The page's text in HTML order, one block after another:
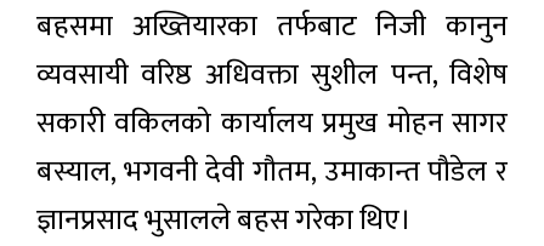
बहसमा अख्तियारका तर्फबाट निजी कानुन
व्यवसायी वरिष्ठ अधिवक्ता सुशील पन्त, विशेष
सकारी वकिलको कार्यालय प्रमुख मोहन सागर
बस्याल, भगवनी देवी गौतम, उमाकान्त पौडेल र
ज्ञानप्रसाद भुसालले बहस गरेका थिए।